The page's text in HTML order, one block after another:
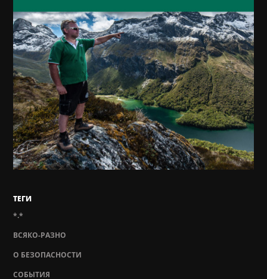
ТЕГИ
*.*
ВСЯКО-РАЗНО
О БЕЗОПАСНОСТИ
СОБЫТИЯ